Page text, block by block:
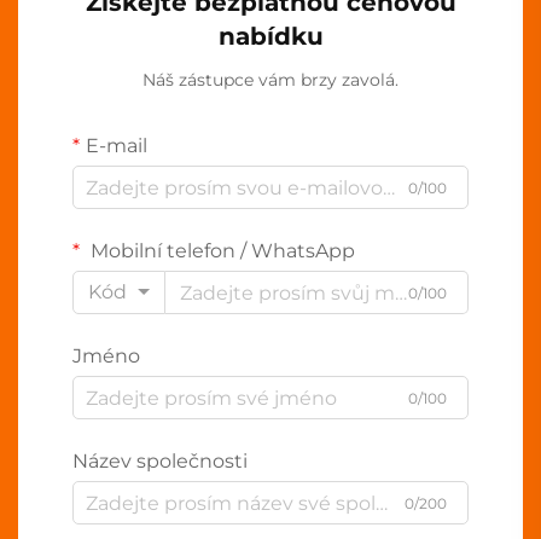
nabídku
Náš zástupce vám brzy zavolá.
E-mail
0/100
Mobilní telefon / WhatsApp
Kód
0/100
Jméno
0/100
Název společnosti
0/200